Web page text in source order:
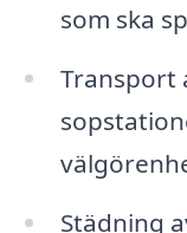
som ska
Transport
Städning